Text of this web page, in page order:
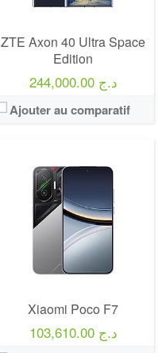
ZTE Axon 40 Ultra Space
Edition
244,000.00 د.ج
Ajouter au comparatif
Xiaomi Poco F7
103,610.00 د.ج